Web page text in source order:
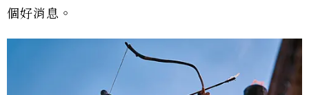
個好消息。